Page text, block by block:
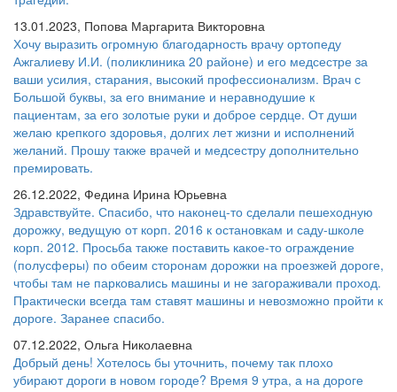
13.01.2023, Попова Маргарита Викторовна
Хочу выразить огромную благодарность врачу ортопеду
Ажгалиеву И.И. (поликлиника 20 районе) и его медсестре за
ваши усилия, старания, высокий профессионализм. Врач с
Большой буквы, за его внимание и неравнодушие к
пациентам, за его золотые руки и доброе сердце. От души
желаю крепкого здоровья, долгих лет жизни и исполнений
желаний. Прошу также врачей и медсестру дополнительно
премировать.
26.12.2022, Федина Ирина Юрьевна
Здравствуйте. Спасибо, что наконец-то сделали пешеходную
дорожку, ведущую от корп. 2016 к остановкам и саду-школе
корп. 2012. Просьба также поставить какое-то ограждение
(полусферы) по обеим сторонам дорожки на проезжей дороге,
чтобы там не парковались машины и не загораживали проход.
Практически всегда там ставят машины и невозможно пройти к
дороге. Заранее спасибо.
07.12.2022, Ольга Николаевна
Добрый день! Хотелось бы уточнить, почему так плохо
убирают дороги в новом городе? Время 9 утра, а на дороге